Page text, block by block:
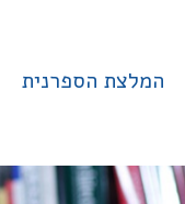
המלצת הספרנית